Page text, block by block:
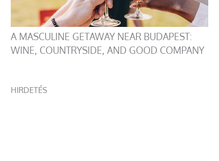
A MASCULINE GETAWAY NEAR BUDAPEST:
WINE, COUNTRYSIDE, AND GOOD COMPANY
HIRDETÉS